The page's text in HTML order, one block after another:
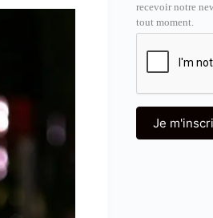
recevoir notre
tout moment.
Je